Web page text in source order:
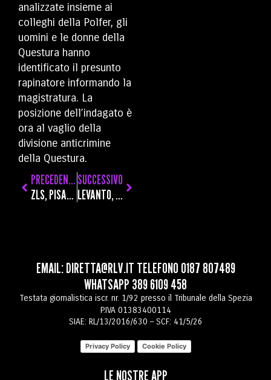
analizzate insieme ai
colleghi della Polfer, gli
uomini e le donne della
Questura hanno
identificato il presunto
rapinatore informando la
magistratura. La
posizione dell’indagato è
ora al vaglio della
divisione anticrimine
della Questura.
PRECEDENTE
ZLS, PISANO: “FONDAMENTALE LA PRESENZA DI INFRASTRUTTURE LOGISTICHE E AREE INDUSTRIALI. PONTREMOLESE SEMPRE PIÙ IRRINUNCIABILE”
SUCCESSIVO
LEVANTO, AL VIA IL BANDO PER LE CONCESSIONI DEMANIALI MARITTIME A USO TURISTICO-RICREATIVO
EMAIL:DIRETTA@RLV.IT TELEFONO 0187 807489
WHATSAPP 389 6109 458
Testata giornalistica iscr. nr. 1/92 presso il Tribunale della Spezia
P.IVA 01383400114
SIAE: RL/13/2016/630 – SCF: 41/5/26
Privacy Policy Cookie Policy
LE NOSTRE APP